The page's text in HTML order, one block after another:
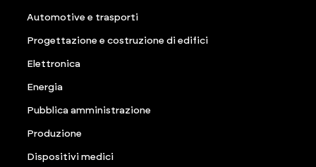
Automotive e trasporti
Progettazione e costruzione di edifici
Elettronica
Energia
Pubblica amministrazione
Produzione
Dispositivi medici